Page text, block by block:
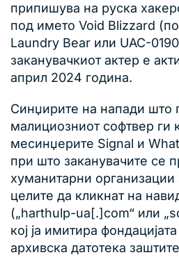
припишува на руска
под името Void Blizzard
Laundry Bear или UAC-
заканувачкиот актер е
април 2024 година.
Синџирите на напади што
малициозниот софтвер ги
месинџерите Signal и
при што заканувачите се
хуманитарни организации
целите да кликнат на
(„harthulp-ua[.]com“ или
кој ја имитира
архивска датотека